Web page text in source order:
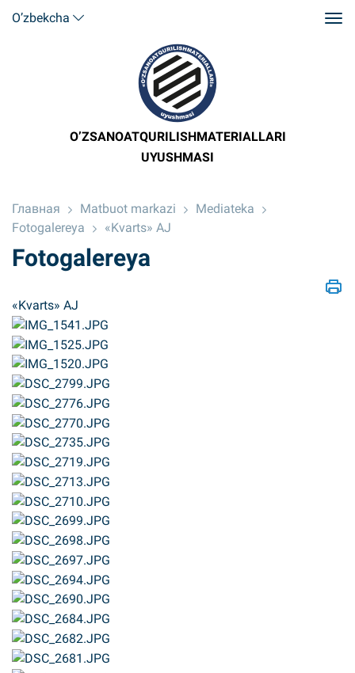
O’zbekcha
O’ZSANOATQURILISHMATERIALLARI
UYUSHMASI
Главная Matbuot markazi
Mediateka
Fotogalereya
«Kvarts» AJ
Fotogalereya
«Kvarts» AJ